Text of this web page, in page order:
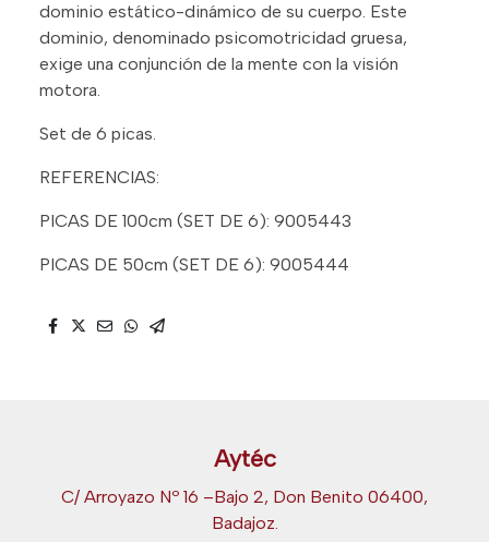
dominio estático-dinámico de su cuerpo. Este
dominio, denominado psicomotricidad gruesa,
exige una conjunción de la mente con la visión
motora.
Set de 6 picas.
REFERENCIAS:
PICAS DE 100cm (SET DE 6): 9005443
PICAS DE 50cm (SET DE 6): 9005444
Aytéc
C/ Arroyazo Nº 16 –Bajo 2, Don Benito 06400,
Badajoz.